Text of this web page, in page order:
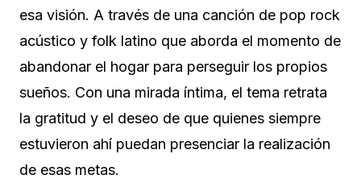
esa visión. A través de una canción de pop rock
acústico y folk latino que aborda el momento de
abandonar el hogar para perseguir los propios
sueños. Con una mirada íntima, el tema retrata
la gratitud y el deseo de que quienes siempre
estuvieron ahí puedan presenciar la realización
de esas metas.